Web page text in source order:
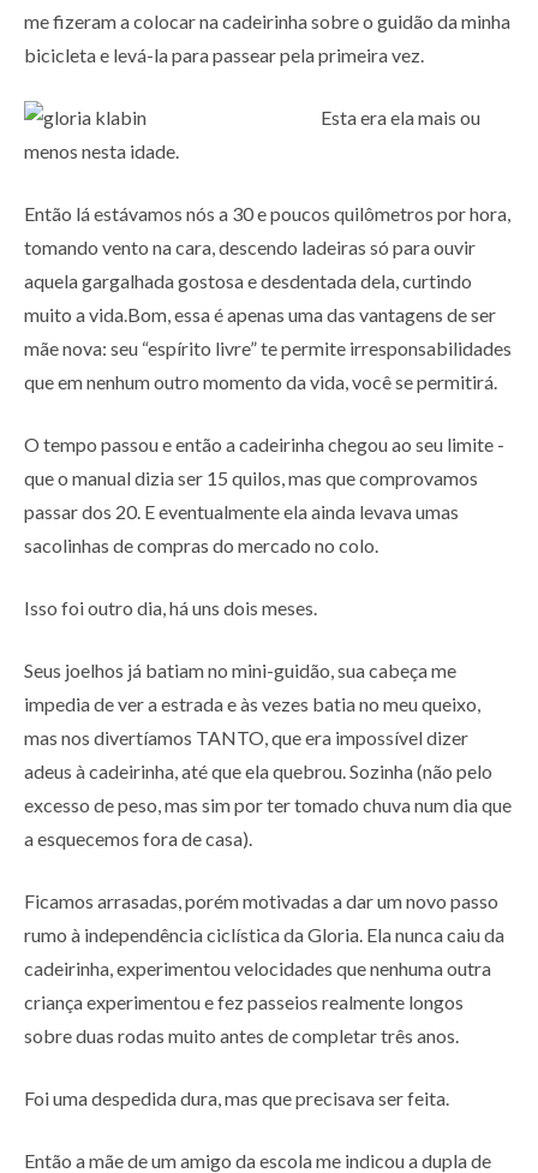
me fizeram a colocar na cadeirinha sobre o guidão da minha
bicicleta e levá-la para passear pela primeira vez.
Esta era ela mais ou
menos nesta idade.
Então lá estávamos nós a 30 e poucos quilômetros por hora,
tomando vento na cara, descendo ladeiras só para ouvir
aquela gargalhada gostosa e desdentada dela, curtindo
muito a vida.Bom, essa é apenas uma das vantagens de ser
mãe nova: seu “espírito livre” te permite irresponsabilidades
que em nenhum outro momento da vida, você se permitirá.
O tempo passou e então a cadeirinha chegou ao seu limite -
que o manual dizia ser 15 quilos, mas que comprovamos
passar dos 20. E eventualmente ela ainda levava umas
sacolinhas de compras do mercado no colo.
Isso foi outro dia, há uns dois meses.
Seus joelhos já batiam no mini-guidão, sua cabeça me
impedia de ver a estrada e às vezes batia no meu queixo,
mas nos divertíamos TANTO, que era impossível dizer
adeus à cadeirinha, até que ela quebrou. Sozinha (não pelo
excesso de peso, mas sim por ter tomado chuva num dia que
a esquecemos fora de casa).
Ficamos arrasadas, porém motivadas a dar um novo passo
rumo à independência ciclística da Gloria. Ela nunca caiu da
cadeirinha, experimentou velocidades que nenhuma outra
criança experimentou e fez passeios realmente longos
sobre duas rodas muito antes de completar três anos.
Foi uma despedida dura, mas que precisava ser feita.
Então a mãe de um amigo da escola me indicou a dupla de